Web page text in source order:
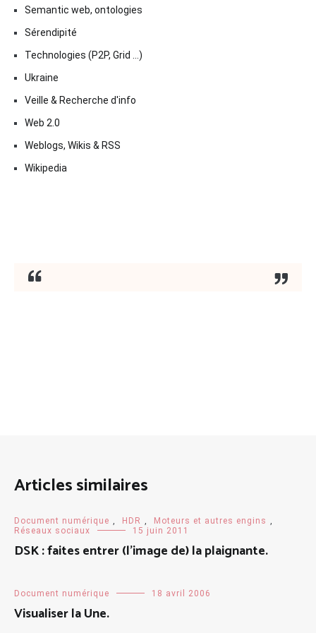
Semantic web, ontologies
Sérendipité
Technologies (P2P, Grid …)
Ukraine
Veille & Recherche d'info
Web 2.0
Weblogs, Wikis & RSS
Wikipedia
Articles similaires
Document numérique HDR Moteurs et autres engins
Réseaux sociaux
15 juin 2011
DSK : faites entrer (l’image de) la plaignante.
Document numérique 18 avril 2006
Visualiser la Une.